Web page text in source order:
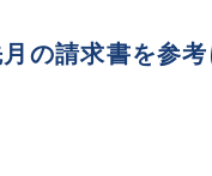
の請求書を参